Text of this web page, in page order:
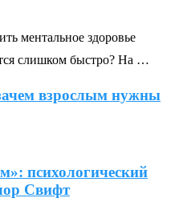
ментальное здоровье
слишком быстро? На …
взрослым нужны
психологический
Свифт